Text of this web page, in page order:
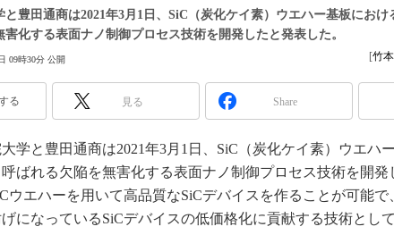
Japan）
踊るバズワード ～Behind the
Buzzword
製品分解で探るアジアの新トレンド
“異端児エンジニア”が仕掛けた社内
改革、執念の180日
イノベーションは日本を救うのか
JASA発IoT通信
と豊田通商は2021年3月1日、SiC（炭化ケイ素）ウエハー基板にお
害化する表面ナノ制御プロセス技術を開発したと発表した。
09時30分 公開 [竹
る 見る Share
学と豊田通商は2021年3月1日、SiC（炭化ケイ素）ウエハ
ばれる欠陥を無害化する表面ナノ制御プロセス技術を開発
ウエハーを用いて高品質なSiCデバイスを作ることが可能で
になっているSiCデバイスの低価格化に貢献する技術とし